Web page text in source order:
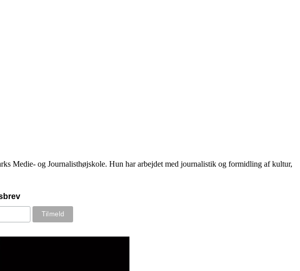
Medie- og Journalisthøjskole. Hun har arbejdet med journalistik og formidling af kultur,